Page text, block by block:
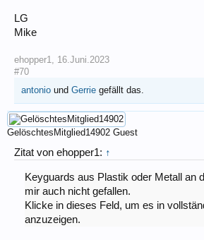
LG
Mike
ehopper1
16.Juni.2023
#70
antonio und Gerrie gefällt das.
GelöschtesMitglied14902 Guest
Zitat von ehopper1: ↑
Keyguards aus Plastik oder Metall an
mir auch nicht gefallen.
Klicke in dieses Feld, um es in
anzuzeigen.